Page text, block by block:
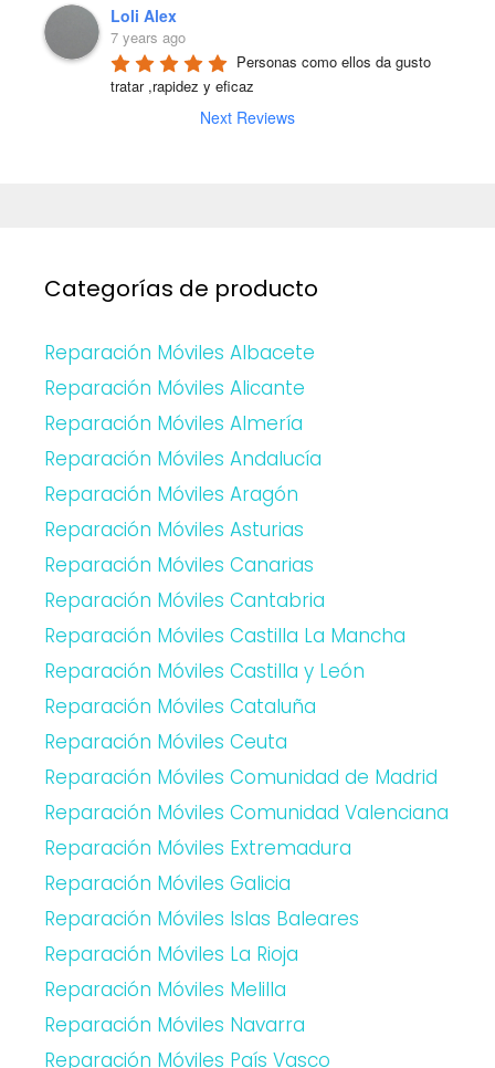
Loli Alex
7 years ago
Personas como ellos da gusto
tratar ,rapidez y eficaz
Next Reviews
Categorías de producto
Reparación Móviles Albacete
Reparación Móviles Alicante
Reparación Móviles Almería
Reparación Móviles Andalucía
Reparación Móviles Aragón
Reparación Móviles Asturias
Reparación Móviles Canarias
Reparación Móviles Cantabria
Reparación Móviles Castilla La Mancha
Reparación Móviles Castilla y León
Reparación Móviles Cataluña
Reparación Móviles Ceuta
Reparación Móviles Comunidad de Madrid
Reparación Móviles Comunidad Valenciana
Reparación Móviles Extremadura
Reparación Móviles Galicia
Reparación Móviles Islas Baleares
Reparación Móviles La Rioja
Reparación Móviles Melilla
Reparación Móviles Navarra
Reparación Móviles País Vasco